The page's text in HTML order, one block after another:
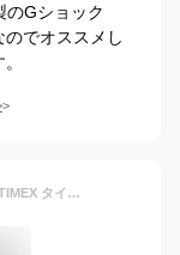
のGショック
でオススメし
【店内ポイント最大44倍&クーポン配布中】TIMEX タイメックス 腕時計 CLASSICS クラシック アナログ TW2R86800 メンズ